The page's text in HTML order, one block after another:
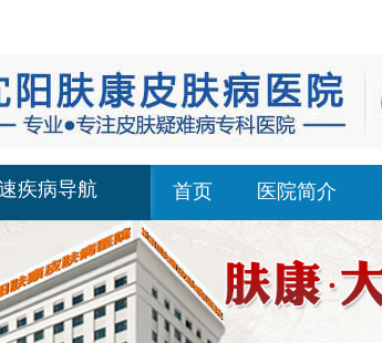
疾病导航 首页 医院简介